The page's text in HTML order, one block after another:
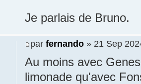
Je parlais de Bruno.
par fernando » 21 Sep
Au moins avec
limonade qu'avec